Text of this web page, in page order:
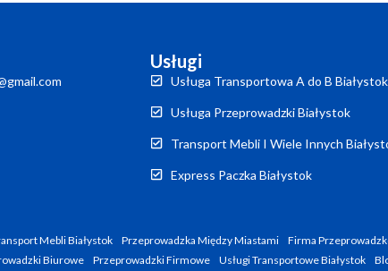
Usługi
Usługa Transportowa A do B Białystok
Usługa Przeprowadzki Białystok
Transport Mebli I Wiele Innych
Express Paczka Białystok
Mebli Białystok Przeprowadzka Między Miastami Firma
Biurowe Przeprowadzki Firmowe Usługi Transportowe Białystok